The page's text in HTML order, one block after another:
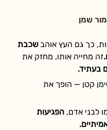
שמן
כך גם העץ אוהב שכבת
זה מחייה אותו, מחזק את
בעתיד.
קטן — הופך את
לבני אדם, הפגיעות